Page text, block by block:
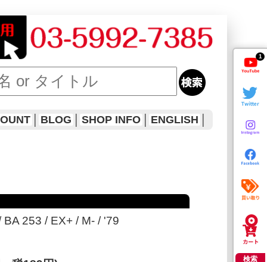
1
検索
BLOG SHOP INFO ENGLISH
253 / EX+ / M- / '79